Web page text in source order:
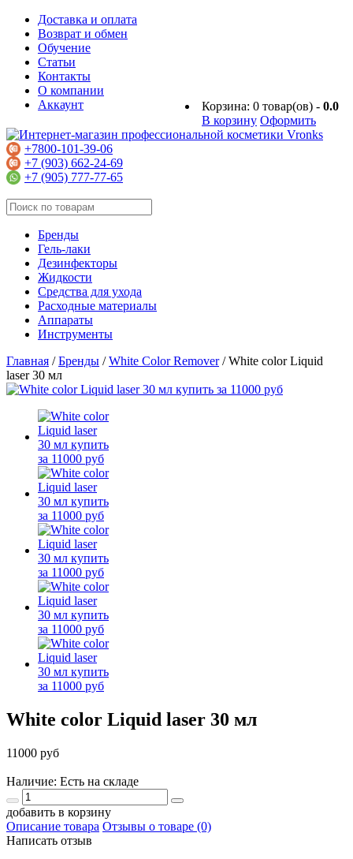
Доставка и оплата
Возврат и обмен
Обучение
Статьи
Контакты
О компании
Корзина: 0 товар(ов) - 0.0
В корзину Оформить
Аккаунт
+7800-101-39-06
+7 (903) 662-24-69
+7 (905) 777-77-65
Бренды
Гель-лаки
Дезинфекторы
Жидкости
Средства для ухода
Расходные материалы
Аппараты
Инструменты
Главная /Бренды /White Color Remover/White color Liquid
laser 30 мл
White color Liquid laser 30 мл
11000 руб
Наличие: Есть на складе
добавить в корзину
Описание товара Отзывы о товаре (0)
Написать отзыв